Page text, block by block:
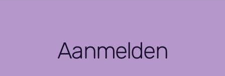
Aanmelden